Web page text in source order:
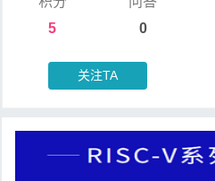
5
0
关注TA